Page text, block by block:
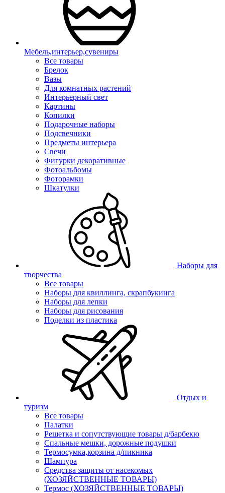
Мебель,интерьер,сувениры
Все товары
Брелок
Вазы
Для комнатных растений
Интерьерный свет
Картины
Копилки
Подарочные наборы
Подсвечники
Предметы интерьера
Свечи
Фигурки декоративные
Фотоальбомы
Фоторамки
Шкатулки
Наборы для
творчества
Все товары
Наборы для квиллинга, скрапбукинга
Наборы для лепки
Наборы для рисования
Поделки из пластика
Отдых и
туризм
Все товары
Палатки
Решетка и сопутствующие товары д/барбекю
Спальные мешки, дорожные подушки
Термосумка,корзина д/пикника
Шампура
Средства защиты от насекомых
(ХОЗЯЙСТВЕННЫЕ ТОВАРЫ)
Термос (ХОЗЯЙСТВЕННЫЕ ТОВАРЫ)